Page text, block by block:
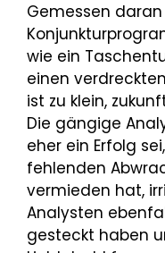
Gemessen
wie ein
einen
ist zu klein,
Die gängige
eher ein Erfolg
fehlenden
vermieden hat,
Analysten
gesteckt haben